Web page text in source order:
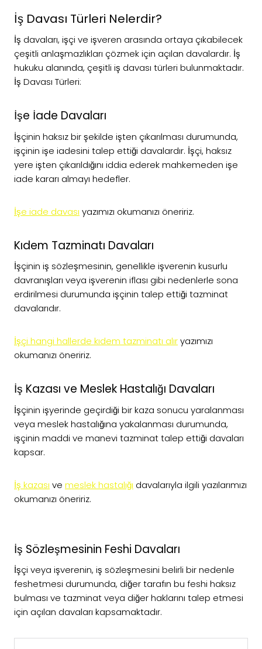
İş Davası Türleri Nelerdir?
İş davaları, işçi ve işveren arasında ortaya çıkabilecek
çeşitli anlaşmazlıkları çözmek için açılan davalardır. İş
hukuku alanında, çeşitli iş davası türleri bulunmaktadır.
İş Davası Türleri:
İşe İade Davaları
İşçinin haksız bir şekilde işten çıkarılması durumunda,
işçinin işe iadesini talep ettiği davalardır. İşçi, haksız
yere işten çıkarıldığını iddia ederek mahkemeden işe
iade kararı almayı hedefler.
İşe iade davası yazımızı okumanızı öneririz.
Kıdem Tazminatı Davaları
İşçinin iş sözleşmesinin, genellikle işverenin kusurlu
davranışları veya işverenin iflası gibi nedenlerle sona
erdirilmesi durumunda işçinin talep ettiği tazminat
davalarıdır.
İşçi hangi hallerde kıdem tazminatı alıryazımızı
okumanızı öneririz.
İş Kazası ve Meslek Hastalığı Davaları
İşçinin işyerinde geçirdiği bir kaza sonucu yaralanması
veya meslek hastalığına yakalanması durumunda,
işçinin maddi ve manevi tazminat talep ettiği davaları
kapsar.
İş kazası ve meslek hastalığı davalarıyla ilgili yazılarımızı
okumanızı öneririz.
İş Sözleşmesinin Feshi Davaları
İşçi veya işverenin, iş sözleşmesini belirli bir nedenle
feshetmesi durumunda, diğer tarafın bu feshi haksız
bulması ve tazminat veya diğer haklarını talep etmesi
için açılan davaları kapsamaktadır.